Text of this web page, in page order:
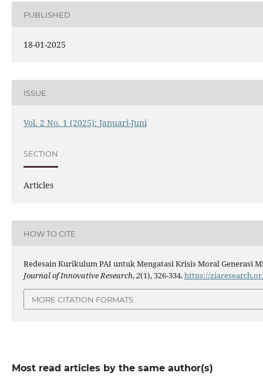
PUBLISHED
18-01-2025
ISSUE
Vol. 2 No. 1 (2025): Januari-Juni
SECTION
Articles
HOW TO CITE
Redesain Kurikulum PAI untuk Mengatasi Krisis Moral Generasi
Journal of Innovative Research,2(1), 326-334.https://
MORE CITATION FORMATS
Most read articles by the same author(s)